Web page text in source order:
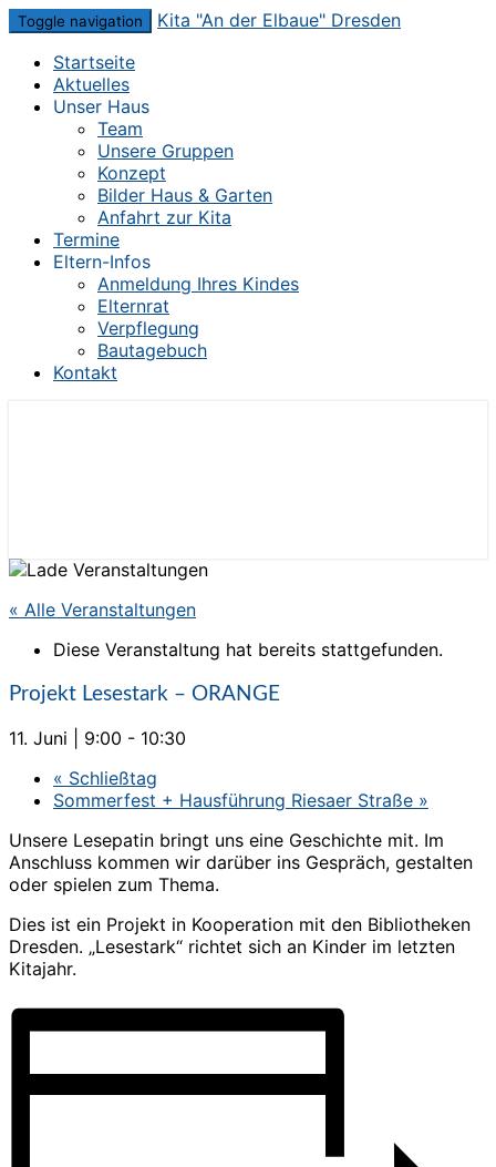
Skip
content
Toggle navigation
Kita "An der Elbaue" Dresden
Startseite
Aktuelles
Unser Haus
Team
Unsere Gruppen
Konzept
Bilder Haus & Garten
Anfahrt zur Kita
Termine
Eltern-Infos
Anmeldung Ihres Kindes
Elternrat
Verpflegung
Bautagebuch
Kontakt
« Alle Veranstaltungen
Diese Veranstaltung hat bereits stattgefunden.
Projekt Lesestark – ORANGE
11. Juni | 9:00 - 10:30
« Schließtag
Sommerfest + Hausführung Riesaer Straße »
Unsere Lesepatin bringt uns eine Geschichte mit. Im
Anschluss kommen wir darüber ins Gespräch, gestalten
oder spielen zum Thema.
Dies ist ein Projekt in Kooperation mit den Bibliotheken
Dresden. „Lesestark“ richtet sich an Kinder im letzten
Kitajahr.